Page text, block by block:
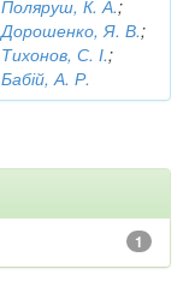
Поляруш, К. А.;
Дорошенко, Я. В.;
Тихонов, С. І.;
Бабій, А. Р.
1